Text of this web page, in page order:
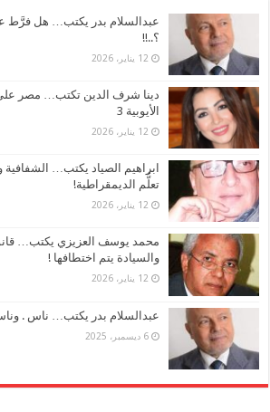
عبدالسلام بدر يكتب… هل فرَّط
؟..!!
12 يناير، 2026
دينا شرف الدين تكتب… مصر
الأيوبية 3
12 يناير، 2026
ابراهيم الصياد يكتب… الشفافية
تعلُّم الديمقراطية!
12 يناير، 2026
محمد يوسف العزيزي يكتب…
والسيادة يتم اختطافها !
12 يناير، 2026
عبدالسلام بدر يكتب… ناس .
6 ديسمبر، 2025